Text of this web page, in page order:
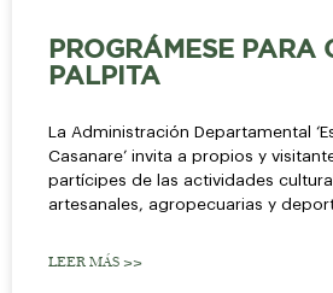
PROGRÁMESE PARA
PALPITA
La Administración Departamental
Casanare’ invita a propios y
partícipes de las actividades
artesanales, agropecuarias y
LEER MÁS >>